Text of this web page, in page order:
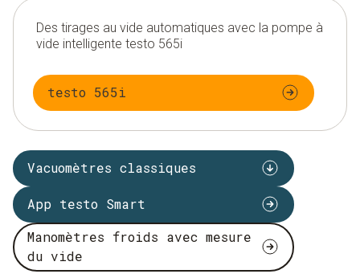
Des tirages au vide automatiques avec la pompe à
vide intelligente testo 565i
testo 565i
Vacuomètres classiques
App testo Smart
Manomètres froids avec mesure
du vide